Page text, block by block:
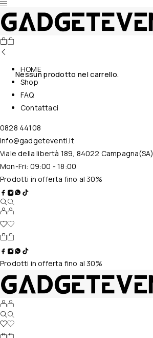
Nessun prodotto nel carrello.
HOME
Shop
FAQ
Contattaci
0828 44108
info@gadgeteventi.it
Viale della libertà 189, 84022 Campagna(SA)
Mon-Fri: 09:00 - 18:00
Prodotti in offerta fino al 30%
Prodotti in offerta fino al 30%